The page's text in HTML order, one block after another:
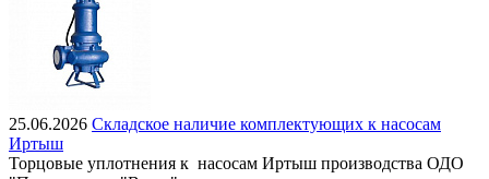
25.06.2026 Складское наличие комплектующих к насосам
Иртыш
Торцовые уплотнения к насосам Иртыш производства ОДО